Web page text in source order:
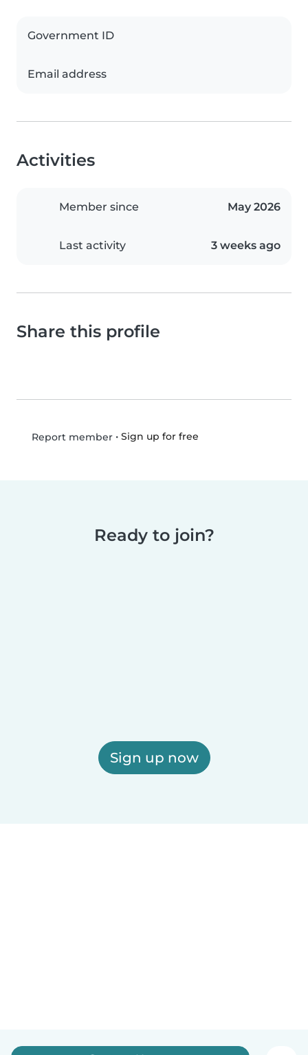
Government ID
Email address
Activities
Member since May 2026
Last activity 3 weeks ago
Share this profile
Report member• Sign up for free
Ready to join?
Sign up now